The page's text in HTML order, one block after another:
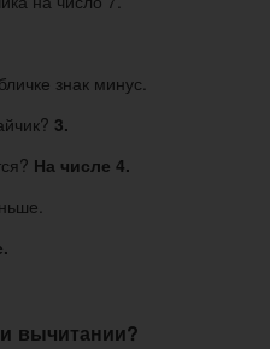
знак минус.
3.
На числе 4.
вычитании?